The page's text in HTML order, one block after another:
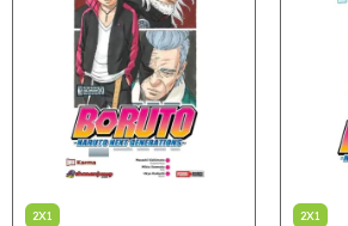
2X1 2X1